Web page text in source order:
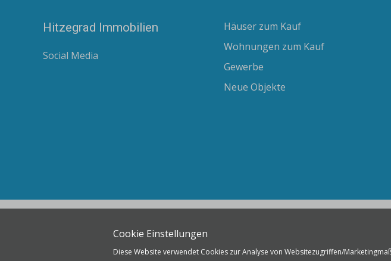
Hitzegrad Immobilien
Social Media
Häuser zum Kauf
Wohnungen zum Kauf
Gewerbe
Neue Objekte
Cookie Einstellungen
Diese Website verwendet Cookies zur Analyse von Websitezugriffen/